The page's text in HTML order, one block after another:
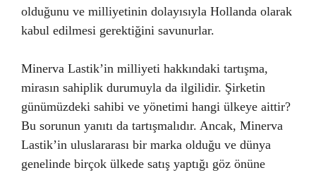
olduğunu ve milliyetinin dolayısıyla Hollanda olarak
kabul edilmesi gerektiğini savunurlar.
Minerva Lastik’in milliyeti hakkındaki tartışma,
mirasın sahiplik durumuyla da ilgilidir. Şirketin
günümüzdeki sahibi ve yönetimi hangi ülkeye aittir?
Bu sorunun yanıtı da tartışmalıdır. Ancak, Minerva
Lastik’in uluslararası bir marka olduğu ve dünya
genelinde birçok ülkede satış yaptığı göz önüne